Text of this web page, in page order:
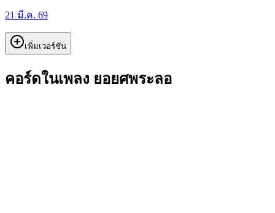
21 มี.ค. 69
เพิ่มเวอร์ชัน
คอร์ดในเพลง ยอยศพระลอ